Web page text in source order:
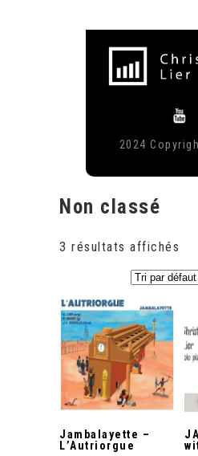
2024
Non classé
3 résultats affichés
Jambalayette –
L’Autriorgue